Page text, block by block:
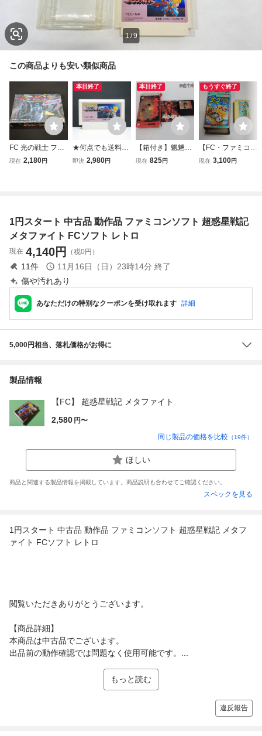
1/9
この商品よりも安い類似商品
FC 光の戦士 フォ
トン 惑星ゾルディ
現在 2,180円
本日終了
★何点でも送料１
８５円★ 超惑星戦
即決 2,980円
本日終了
【箱付き】魍魎戦
記MADARA ファ
現在 825円
もうすぐ終了
【FC・ファミコ
ン】 わんぱくダッ
現在 3,100円
1円スタート 中古品 動作品 ファミコンソフト 超惑星戦記
メタファイト FCソフト レトロ
現在 4,140円 （税0円）
11件 11月16日（日）23時14分 終了
傷や汚れあり
あなただけの特別なクーポンを受け取れます 詳細
5,000円相当、落札価格がお得に
製品情報
【FC】 超惑星戦記 メタファイト
2,580 円〜
同じ製品の価格を比較 （19件）
ほしい
商品と関連する製品情報を掲載しています。商品説明も合わせてご確認ください。
スペックを見る
1円スタート 中古品 動作品 ファミコンソフト 超惑星戦記 メタフ
ァイト FCソフト レトロ
閲覧いただきありがとうございます。
【商品詳細】
本商品は中古品でございます。
出品前の動作確認では問題なく使用可能です。...
もっと読む
違反報告